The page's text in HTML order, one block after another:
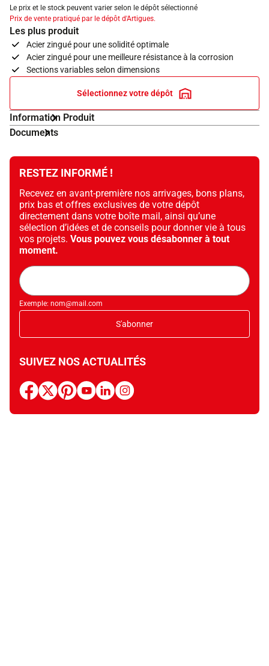
Le prix et le stock peuvent varier selon le dépôt sélectionné
Prix de vente pratiqué par le dépôt d'Artigues.
Les plus produit
Acier zingué pour une solidité optimale
Acier zingué pour une meilleure résistance à la corrosion
Sections variables selon dimensions
Sélectionnez votre dépôt
Information Produit
Documents
RESTEZ INFORMÉ !
Recevez en avant-première nos arrivages, bons plans,
prix bas et offres exclusives de votre dépôt
directement dans votre boîte mail, ainsi qu’une
sélection d’idées et de conseils pour donner vie à tous
vos projets. Vous pouvez vous désabonner à tout
moment.
Adresse
mail
Exemple: nom@mail.com
S'abonner
SUIVEZ NOS ACTUALITÉS
facebook
x pinterestyoutubelinkedininstagram